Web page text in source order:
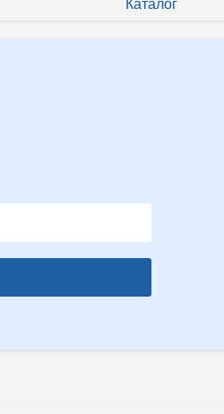
Каталог